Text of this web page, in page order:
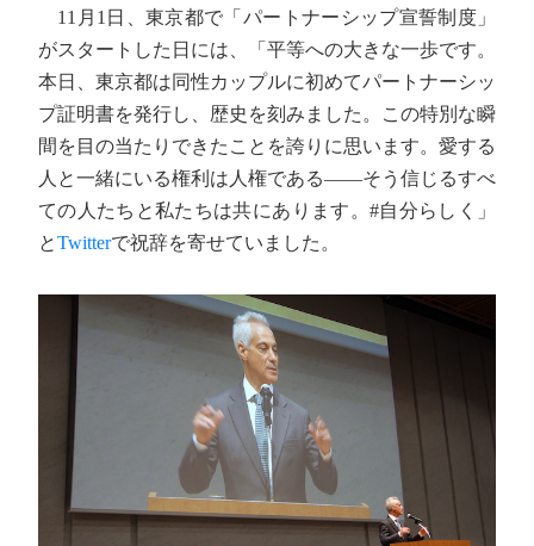
11月1日、東京都で「パートナーシップ宣誓制度」
がスタートした日には、「平等への大きな一歩です。
本日、東京都は同性カップルに初めてパートナーシッ
プ証明書を発行し、歴史を刻みました。この特別な瞬
間を目の当たりできたことを誇りに思います。愛する
人と一緒にいる権利は人権である――そう信じるすべ
ての人たちと私たちは共にあります。#自分らしく」
とTwitterで祝辞を寄せていました。